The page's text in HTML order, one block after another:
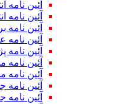
آئین نامه
آئین نامه
آئین نامه
آئین نامه
آئین نامه
آئین نامه
آئین نامه
آئین‌ نامه
آئین نامه